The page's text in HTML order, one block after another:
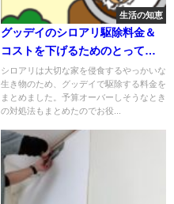
生活の知恵
グッデイのシロアリ駆除料金＆
コストを下げるためのとってお
きの方法
シロアリは大切な家を侵食するやっかいな
生き物のため、グッデイで駆除する料金を
まとめました。予算オーバーしそうなとき
の対処法もまとめたのでお役...